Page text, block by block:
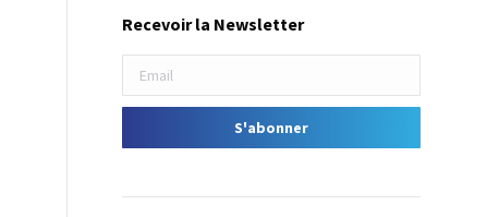
Recevoir la Newsletter